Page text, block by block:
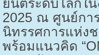
ยนต์ระดับโลกใ
2025 ณ ศูนย์กา
นิทรรศการแห่ง
พร้อมแนวคิด “